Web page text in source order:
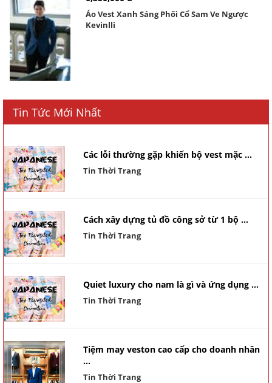
Áo Vest Xanh Sáng Phối Cổ Sam Ve Ngược
Kevinlli
Tin Tức Mới Nhất
Các lỗi thường gặp khiến bộ vest mặc ...
Tin Thời Trang
Cách xây dựng tủ đồ công sở từ 1 bộ ...
Tin Thời Trang
Quiet luxury cho nam là gì và ứng dụng ...
Tin Thời Trang
Tiệm may veston cao cấp cho doanh nhân
...
Tin Thời Trang